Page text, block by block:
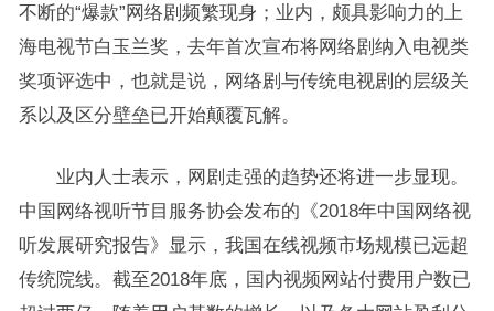
不断的“爆款”网络剧频繁现身；业内，颇具影响力的上
海电视节白玉兰奖，去年首次宣布将网络剧纳入电视类
奖项评选中，也就是说，网络剧与传统电视剧的层级关
系以及区分壁垒已开始颠覆瓦解。
业内人士表示，网剧走强的趋势还将进一步显现。
中国网络视听节目服务协会发布的《2018年中国网络视
听发展研究报告》显示，我国在线视频市场规模已远超
传统院线。截至2018年底，国内视频网站付费用户数已